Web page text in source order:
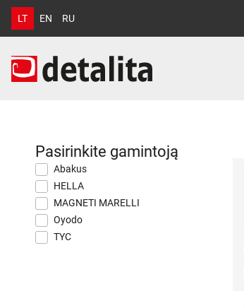
LT EN RU
Pasirinkite gamintoją
Abakus
HELLA
MAGNETI MARELLI
Oyodo
TYC